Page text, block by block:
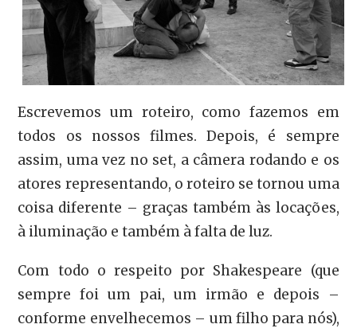
Escrevemos um roteiro, como fazemos em
todos os nossos filmes. Depois, é sempre
assim, uma vez no set, a câmera rodando e os
atores representando, o roteiro se tornou uma
coisa diferente – graças também às locações,
à iluminação e também à falta de luz.
Com todo o respeito por Shakespeare (que
sempre foi um pai, um irmão e depois –
conforme envelhecemos – um filho para nós),